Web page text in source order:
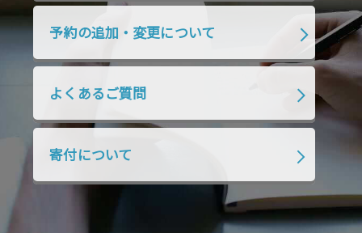
予約の追加・変更について
よくあるご質問
寄付について